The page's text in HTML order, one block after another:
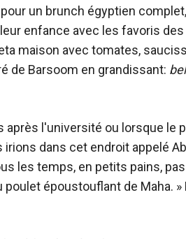
un brunch égyptien
enfance avec les favoris
maison avec tomates,
de Barsoom en grandissant:
après l'université ou lorsque le
dans cet endroit appelé
les temps, en petits pains,
époustouflant de Maha. »